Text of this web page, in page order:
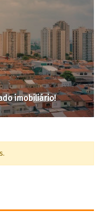
e o vazio da